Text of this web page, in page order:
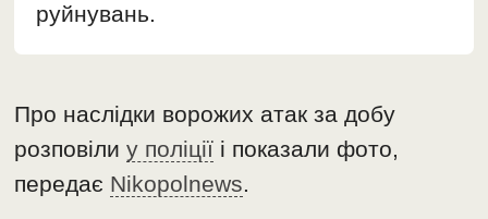
руйнувань.
Про наслідки ворожих атак за добу
розповілиу поліції і показали фото,
передає Nikopolnews.